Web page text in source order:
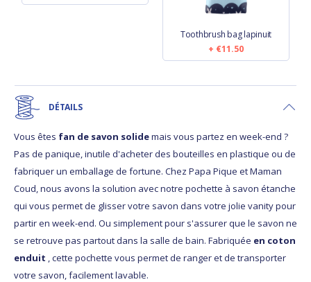
Toothbrush bag lapinuit
€11.50
DÉTAILS
Vous êtes fan de savon solidemais vous partez en week-end ?
Pas de panique, inutile d'acheter des bouteilles en plastique ou de
fabriquer un emballage de fortune. Chez Papa Pique et Maman
Coud, nous avons la solution avec notre pochette à savon étanche
qui vous permet de glisser votre savon dans votre jolie vanity pour
partir en week-end. Ou simplement pour s'assurer que le savon ne
se retrouve pas partout dans la salle de bain. Fabriquée en coton
enduit , cette pochette vous permet de ranger et de transporter
votre savon, facilement lavable.